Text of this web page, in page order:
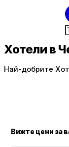
Хотели в
Най-добрите
Вижте цени за